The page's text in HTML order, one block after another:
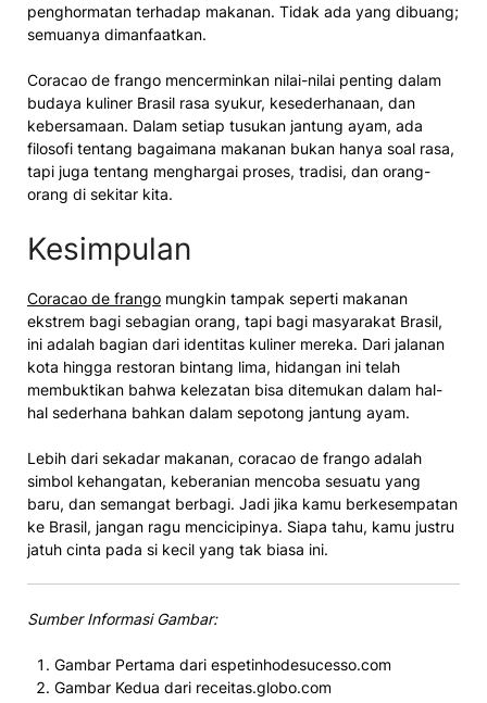
penghormatan terhadap makanan. Tidak ada yang dibuang;
semuanya dimanfaatkan.
Coracao de frango mencerminkan nilai-nilai penting dalam
budaya kuliner Brasil rasa syukur, kesederhanaan, dan
kebersamaan. Dalam setiap tusukan jantung ayam, ada
filosofi tentang bagaimana makanan bukan hanya soal rasa,
tapi juga tentang menghargai proses, tradisi, dan orang-
orang di sekitar kita.
Kesimpulan
Coracao de frango mungkin tampak seperti makanan
ekstrem bagi sebagian orang, tapi bagi masyarakat Brasil,
ini adalah bagian dari identitas kuliner mereka. Dari jalanan
kota hingga restoran bintang lima, hidangan ini telah
membuktikan bahwa kelezatan bisa ditemukan dalam hal-
hal sederhana bahkan dalam sepotong jantung ayam.
Lebih dari sekadar makanan, coracao de frango adalah
simbol kehangatan, keberanian mencoba sesuatu yang
baru, dan semangat berbagi. Jadi jika kamu berkesempatan
ke Brasil, jangan ragu mencicipinya. Siapa tahu, kamu justru
jatuh cinta pada si kecil yang tak biasa ini.
Sumber Informasi Gambar:
Gambar Pertama dari espetinhodesucesso.com
Gambar Kedua dari receitas.globo.com